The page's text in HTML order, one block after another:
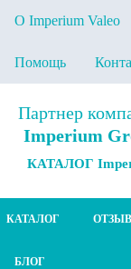
О Imperium Valeo
Помощь
Партнер
Imperium
КАТАЛОГ
КАТАЛОГ
БЛОГ